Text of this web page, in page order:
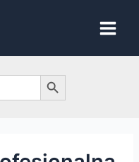
Menu
Search Button